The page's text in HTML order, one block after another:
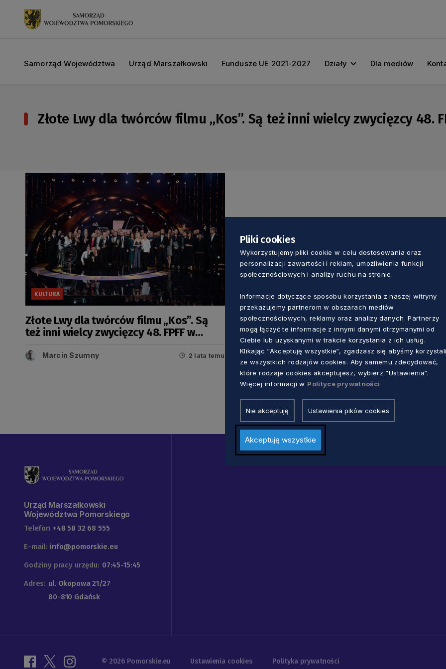
Samorząd Województwa Urząd Marszałkowski Fundusze UE 2021-2027 Działy Dla mediów
Złote Lwy dla twórców filmu „Kos”. Są też inni wielcy zwycięzcy 48.
KULTURA
Złote Lwy dla twórców filmu „Kos”. Są
też inni wielcy zwycięzcy 48. FPFF w
Marcin Szumny 2 lata temu
Urząd Marszałkowski
Województwa Pomorskiego
Telefon +48 58 32 68 555
E-mail: info@pomorskie.eu
Godziny pracy urzędu: 07:45-15:45
Adres: ul. Okopowa 21/27
80-810 Gdańsk
© 2026 Pomorskie.eu Ustawienia cookies Polityka prywatności
Pliki cookies
Wykorzystujemy pliki cookie w celu dostosowania oraz
personalizacji zawartości i reklam, umożliwienia funkcji
społecznościowych i analizy ruchu na stronie.
Informacje dotyczące sposobu korzystania z naszej witryny
przekazujemy partnerom w obszarach mediów
społecznościowych, reklamy oraz analizy danych. Partnerzy
mogą łączyć te informacje z innymi danymi otrzymanymi od
Ciebie lub uzyskanymi w trakcie korzystania z ich usług.
Klikając “Akceptuję wszystkie“, zgadzasz się abyśmy
ze wszystkich rodzajów cookies. Aby samemu zdecydować,
które rodzaje cookies akceptujesz, wybierz “Ustawienia“.
Więcej informacji w Polityce prywatności
Nie akceptuję Ustawienia pików cookies
Akceptuję wszystkie